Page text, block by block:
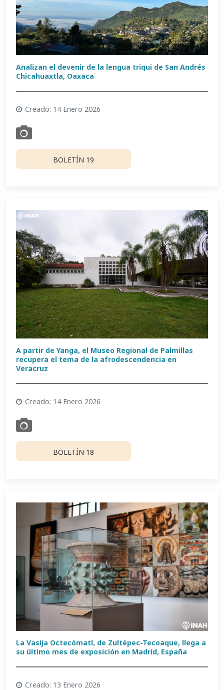
Analizan el devenir de la lengua triqui de San Andrés
Chicahuaxtla, Oaxaca
Creado: 14 Enero 2026
BOLETÍN 19
A partir de Yanga, el Museo Regional de Palmillas
recupera el tema de la afrodescendencia en
Veracruz
Creado: 14 Enero 2026
BOLETÍN 18
La Vasija Octecómatl, de Zultépec-Tecoaque, llega a
su último mes de exposición en Madrid, España
Creado: 13 Enero 2026